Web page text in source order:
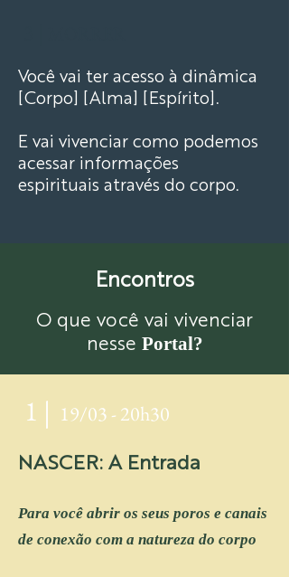
Você vai ter acesso à dinâmica
[Corpo] [Alma] [Espírito].
E vai vivenciar como podemos
acessar informações
espirituais através do corpo.
Encontros
O que você vai vivenciar
nesse Portal?
1 | 19/03 - 20h30
NASCER: A Entrada
Para você abrir os seus poros e canais
de conexão com a natureza do corpo